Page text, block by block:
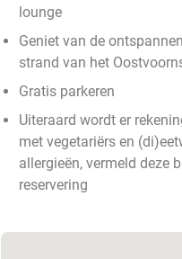
lounge
Geniet van de
strand van het
Gratis parkeren
Uiteraard wordt er
met vegetariërs en
allergieën, vermeld deze
reservering